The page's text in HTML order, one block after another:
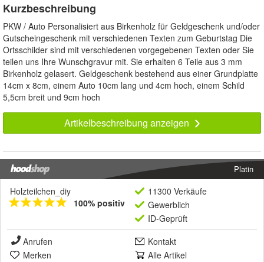
Kurzbeschreibung
PKW / Auto Personalisiert aus Birkenholz für Geldgeschenk und/oder
Gutscheingeschenk mit verschiedenen Texten zum Geburtstag Die
Ortsschilder sind mit verschiedenen vorgegebenen Texten oder Sie
teilen uns Ihre Wunschgravur mit. Sie erhalten 6 Teile aus 3 mm
Birkenholz gelasert. Geldgeschenk bestehend aus einer Grundplatte
14cm x 8cm, einem Auto 10cm lang und 4cm hoch, einem Schild
5,5cm breit und 9cm hoch
Artikelbeschreibung anzeigen
Platin
Holzteilchen_diy
100% positiv
11300 Verkäufe
Gewerblich
ID-Geprüft
Anrufen
Kontakt
Merken
Alle Artikel